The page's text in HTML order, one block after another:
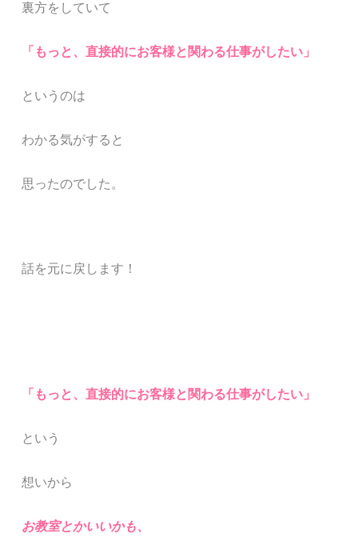
裏方をしていて
「もっと、直接的にお客様と関わる仕事がしたい 」
というのは
わかる気がすると
思ったのでした。
話を元に戻します！
「もっと、直接的にお客様と関わる仕事がしたい 」
という
想いから
お教室とかいいかも、